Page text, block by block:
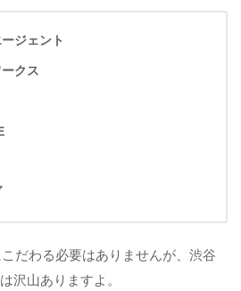
ジェント
クス
だわる必要はありませんが、渋谷
沢山ありますよ。